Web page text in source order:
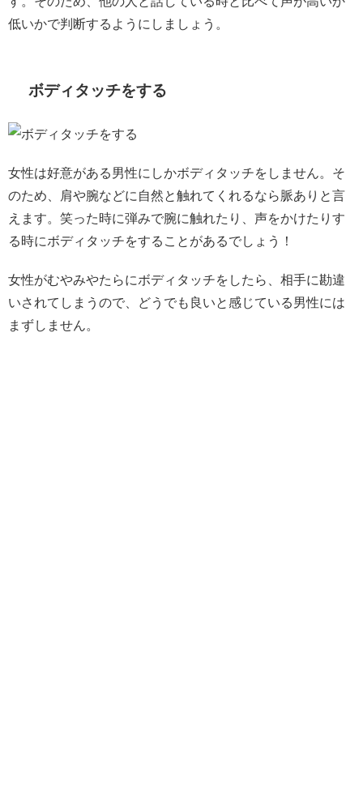
低いかで判断するようにしましょう。
ボディタッチをする
女性は好意がある男性にしかボディタッチをしません。そ
のため、肩や腕などに自然と触れてくれるなら脈ありと言
えます。笑った時に弾みで腕に触れたり、声をかけたりす
る時にボディタッチをすることがあるでしょう！
女性がむやみやたらにボディタッチをしたら、相手に勘違
いされてしまうので、どうでも良いと感じている男性には
まずしません。